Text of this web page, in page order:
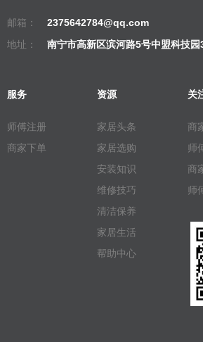
邮箱：
2375642784@qq.com
地址：
南宁市高新区滨河路5号中盟科技园
服务
师傅注册
商家下单
资源
家居头条
家居选购
安装知识
维修技巧
清洁保养
家居生活
帮助中心
关
商
师
商
师